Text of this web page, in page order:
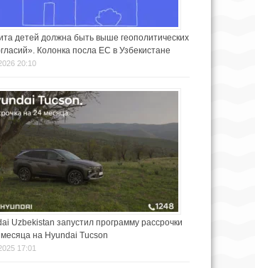
детей должна быть выше геополитических
Колонка посла ЕС в Узбекистане
20:10
Uzbekistan запустил программу рассрочки
на Hyundai Tucson
17:01